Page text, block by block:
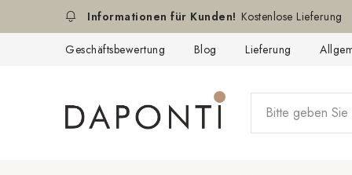
Kostenlose Lieferung
Geschäftsbewertung Blog Lieferung